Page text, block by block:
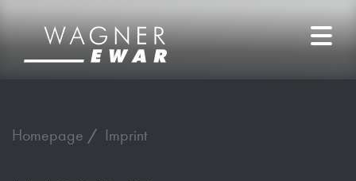
Homepage Imprint